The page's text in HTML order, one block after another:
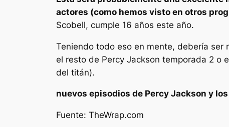
actores (como hemos visto en otros
Scobell, cumple 16 años este año.
Teniendo todo eso en mente, debería ser
el resto de Percy Jackson temporada 2 o
del titán).
nuevos episodios de Percy Jackson y
Fuente: TheWrap.com